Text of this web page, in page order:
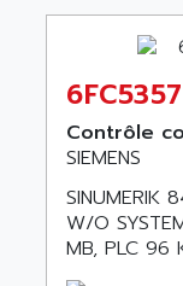
TDA
BUS
DIAX 04
DIAX 4
cms3
CMS
PARVEX
ADAPTEC
ADAS
ADC
ADDA
ADDER
ADDI
Contrôle
SIEMENS
SINUMERIK
W/O
MB, PLC 96